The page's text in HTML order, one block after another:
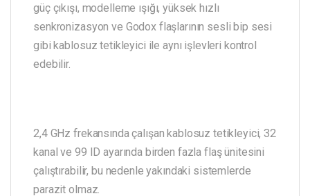
güç çıkışı, modelleme ışığı, yüksek hızlı
senkronizasyon ve Godox flaşlarının sesli bip sesi
gibi kablosuz tetikleyici ile aynı işlevleri kontrol
edebilir.
2,4 GHz frekansında çalışan kablosuz tetikleyici, 32
kanal ve 99 ID ayarında birden fazla flaş ünitesini
çalıştırabilir, bu nedenle yakındaki sistemlerde
parazit olmaz.